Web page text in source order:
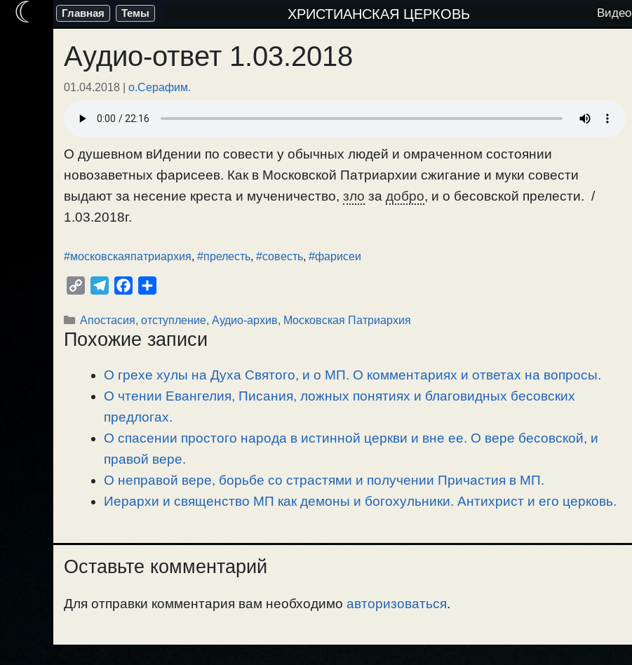
Перейти
содержимому
Главная Темы ХРИСТИАНСКАЯ ЦЕРКОВЬ Видео
Аудио-ответ 1.03.2018
01.04.2018 | о.Серафим.
О душевном вИдении по совести у обычных людей и омраченном состоянии
новозаветных фарисеев. Как в Московской Патриархии сжигание и муки совести
выдают за несение креста и мученичество, зло за добро, и о бесовской прелести. /
1.03.2018г.
#московскаяпатриархия, #прелесть, #совесть, #фарисеи
p
y
l
e
r
a
m
c
e
o
o
k
п
р
в
и
т
Рубрики
Апостасия, отступление, Аудио-архив, Московская Патриархия
Похожие записи
О грехе хулы на Духа Святого, и о МП. О комментариях и ответах на вопросы.
О чтении Евангелия, Писания, ложных понятиях и благовидных бесовских
предлогах.
О спасении простого народа в истинной церкви и вне ее. О вере бесовской, и
правой вере.
О неправой вере, борьбе со страстями и получении Причастия в МП.
Иерархи и священство МП как демоны и богохульники. Антихрист и его церковь.
Оставьте комментарий
Для отправки комментария вам необходимо авторизоваться.
☾